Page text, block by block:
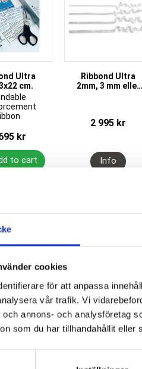
cookies
för att anpassa
vår trafik. Vi
annons- och analysföretag
som du har tillhandahållit
Ultra
cm.
kr
Ribbond Ultra
2mm, 3 mm eller
2 995 kr